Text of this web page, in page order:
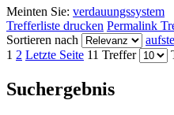
Meinten Sie: verdauungssystem
Trefferliste drucken Permalink
Sortieren nach
1 2 Letzte Seite 11 Treffer
Suchergebnis